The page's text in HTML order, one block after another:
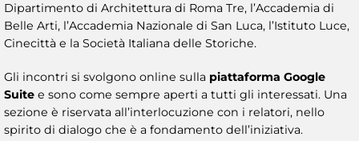
Dipartimento di Architettura di Roma Tre, l’Accademia di
Belle Arti, l’Accademia Nazionale di San Luca, l’Istituto Luce,
Cinecittà e la Società Italiana delle Storiche.
Gli incontri si svolgono online sulla piattaforma Google
Suite e sono come sempre aperti a tutti gli interessati. Una
sezione è riservata all’interlocuzione con i relatori, nello
spirito di dialogo che è a fondamento dell’iniziativa.